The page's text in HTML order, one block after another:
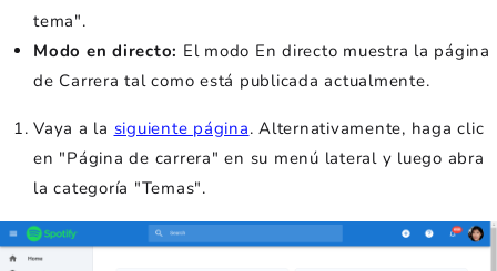
tema".
Modo en directo: El modo En directo muestra la página
de Carrera tal como está publicada actualmente.
Vaya a la siguiente página. Alternativamente, haga clic
en "Página de carrera" en su menú lateral y luego abra
la categoría "Temas".